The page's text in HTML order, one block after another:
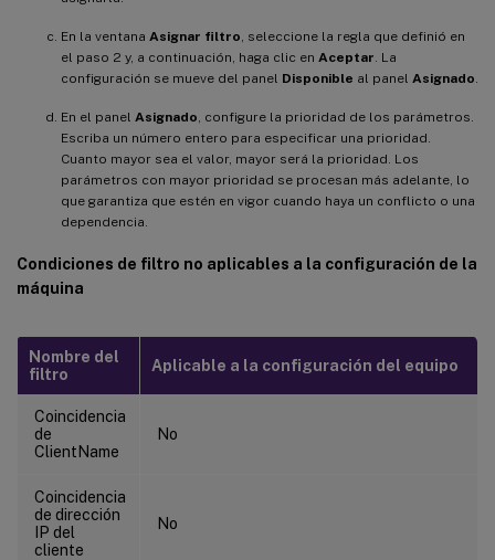
En la ventana Asignar filtro , seleccione la regla que definió en
el paso 2 y, a continuación, haga clic en Aceptar . La
configuración se mueve del panel Disponible al panel Asignado
En el panel Asignado , configure la prioridad de los parámetros.
Escriba un número entero para especificar una prioridad.
Cuanto mayor sea el valor, mayor será la prioridad. Los
parámetros con mayor prioridad se procesan más adelante, lo
que garantiza que estén en vigor cuando haya un conflicto o una
dependencia.
Condiciones de filtro no aplicables a la configuración de la
máquina
Nombre del
filtro
Aplicable a la configuración del equipo
Coincidencia
de
ClientName
No
Coincidencia
de dirección
IP del
cliente
No